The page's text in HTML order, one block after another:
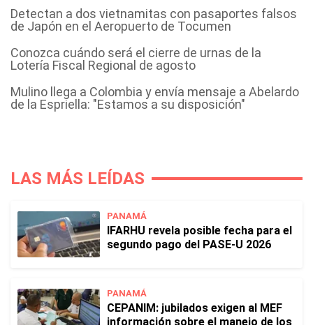
Detectan a dos vietnamitas con pasaportes falsos
de Japón en el Aeropuerto de Tocumen
Conozca cuándo será el cierre de urnas de la
Lotería Fiscal Regional de agosto
Mulino llega a Colombia y envía mensaje a Abelardo
de la Espriella: "Estamos a su disposición"
LAS MÁS LEÍDAS
PANAMÁ
IFARHU revela posible fecha para el
segundo pago del PASE-U 2026
PANAMÁ
CEPANIM: jubilados exigen al MEF
información sobre el manejo de los